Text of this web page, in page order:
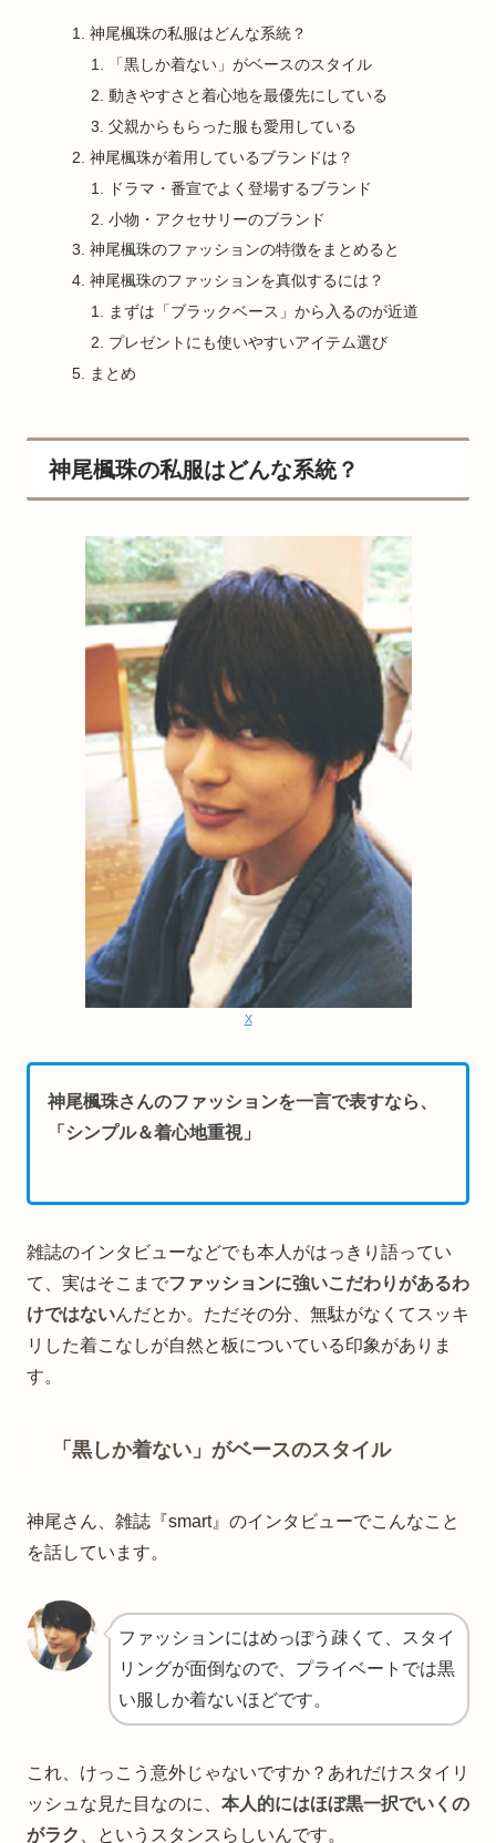
神尾楓珠の私服はどんな系統？
「黒しか着ない」がベースのスタイル
動きやすさと着心地を最優先にしている
父親からもらった服も愛用している
神尾楓珠が着用しているブランドは？
ドラマ・番宣でよく登場するブランド
小物・アクセサリーのブランド
神尾楓珠のファッションの特徴をまとめると
神尾楓珠のファッションを真似するには？
まずは「ブラックベース」から入るのが近道
プレゼントにも使いやすいアイテム選び
まとめ
神尾楓珠の私服はどんな系統？
X
神尾楓珠さんのファッションを一言で表すなら、
「シンプル＆着心地重視」
雑誌のインタビューなどでも本人がはっきり語ってい
て、実はそこまでファッションに強いこだわりがあるわ
けではないんだとか。ただその分、無駄がなくてスッキ
リした着こなしが自然と板についている印象がありま
す。
「黒しか着ない」がベースのスタイル
神尾さん、雑誌『smart』のインタビューでこんなこと
を話しています。
ファッションにはめっぽう疎くて、スタイ
リングが面倒なので、プライベートでは黒
い服しか着ないほどです。
これ、けっこう意外じゃないですか？あれだけスタイリ
ッシュな見た目なのに、 本人的にはほぼ黒一択でいくの
がラク
、というスタンスらしいんです。